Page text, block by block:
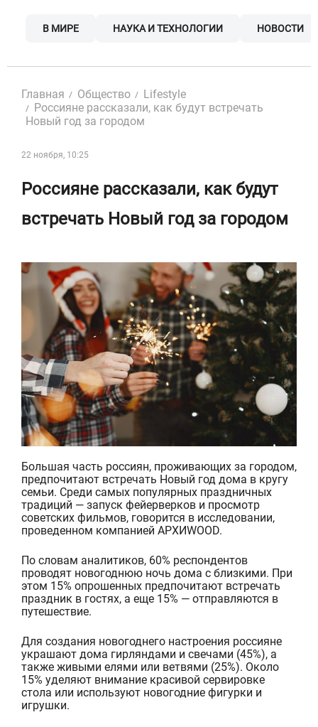
В МИРЕ НАУКА И ТЕХНОЛОГИИ НОВОСТИ
Главная Общество
Lifestyle
Россияне рассказали, как будут встречать
Новый год за городом
22 ноября, 10:25
Россияне рассказали, как будут
встречать Новый год за городом
Большая часть россиян, проживающих за городом,
предпочитают встречать Новый год дома в кругу
семьи. Среди самых популярных праздничных
традиций — запуск фейерверков и просмотр
советских фильмов, говорится в исследовании,
проведенном компанией АРХИWOOD.
Пословам аналитиков, 60% респондентов
проводят новогоднюю ночь дома с близкими. При
этом 15% опрошенных предпочитают встречать
праздник в гостях, а еще 15% — отправляются в
путешествие.
Для создания новогоднего настроения россияне
украшают дома гирляндами и свечами (45%), а
также живыми елями или ветвями (25%). Около
15% уделяют внимание красивой сервировке
стола или используют новогодние фигурки и
игрушки.